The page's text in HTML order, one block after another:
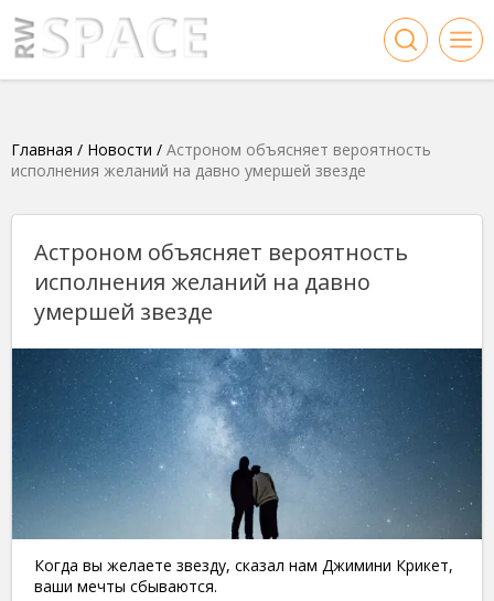
Главная / Новости / Астроном объясняет вероятность
исполнения желаний на давно умершей звезде
Астроном объясняет вероятность
исполнения желаний на давно
умершей звезде
Когда вы желаете звезду, сказал нам Джимини Крикет,
ваши мечты сбываются.